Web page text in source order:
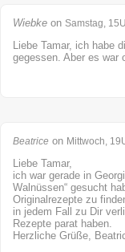
Wiebke on Samstag,
Liebe Tamar, ich habe
gegessen. Aber es war
Beatrice on Mittwoch,
Liebe Tamar,
ich war gerade in
Walnüssen“ gesucht
Originalrezepte zu
in jedem Fall zu Dir
Rezepte parat haben.
Herzliche Grüße,